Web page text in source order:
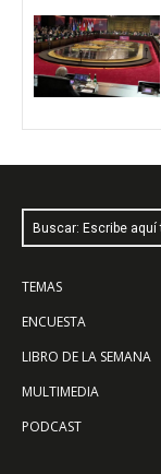
Buscar: Escribe aquí
TEMAS
ENCUESTA
LIBRO DE LA SEMANA
MULTIMEDIA
PODCAST